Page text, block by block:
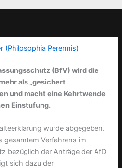
(Philosophia Perennis)
(BfV) wird die
als „gesichert
und macht eine Kehrtwende
Einstufung.
wurde abgegeben.
gesamtem Verfahrens im
bezüglich der Anträge der AfD
sich dazu der